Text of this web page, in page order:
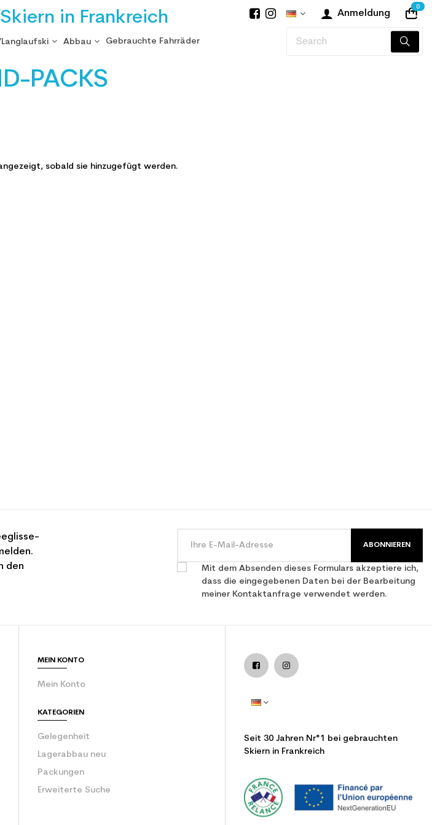
in Frankreich Anmeldung
0
Abbau Gebrauchte Fahrräder
PACKS
sobald sie hinzugefügt werden.
den
ABONNIEREN
Mit dem Absenden dieses Formulars akzeptiere ich,
dass die eingegebenen Daten bei der Bearbeitung
meiner Kontaktanfrage verwendet werden.
MEIN KONTO
Mein Konto
KATEGORIEN
Gelegenheit
Lagerabbau neu
Packungen
Erweiterte Suche
Seit 30 Jahren Nr°1 bei gebrauchten
Skiern in Frankreich